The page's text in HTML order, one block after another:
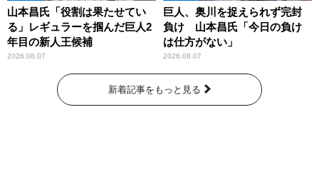
山本昌氏「役割は果たせてい
る」レギュラーを掴んだ巨人2
年目の新人王候補
2026.08.07
巨人、奥川を捉えられず完封
負け 山本昌氏「今日の負け
は仕方がない」
2026.08.07
新着記事をもっと見る